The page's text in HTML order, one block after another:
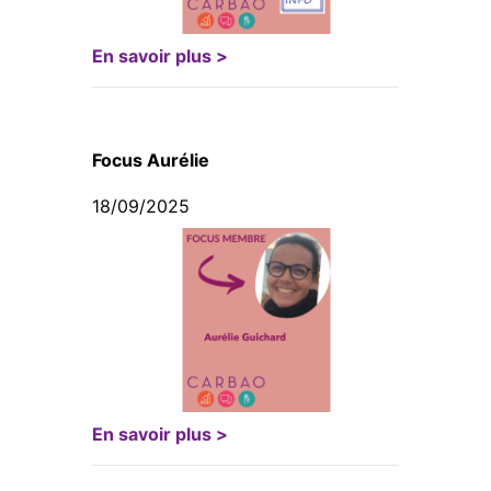
En savoir plus >
Focus Aurélie
18/09/2025
En savoir plus >